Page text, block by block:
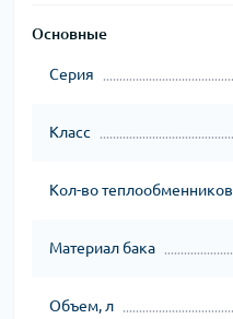
Основные
Серия
Класс
Кол-во теплообменников
Материал бака
Объем, л